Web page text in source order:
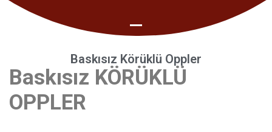
Baskısız Körüklü Oppler
Baskısız KÖRÜKLÜ
OPPLER